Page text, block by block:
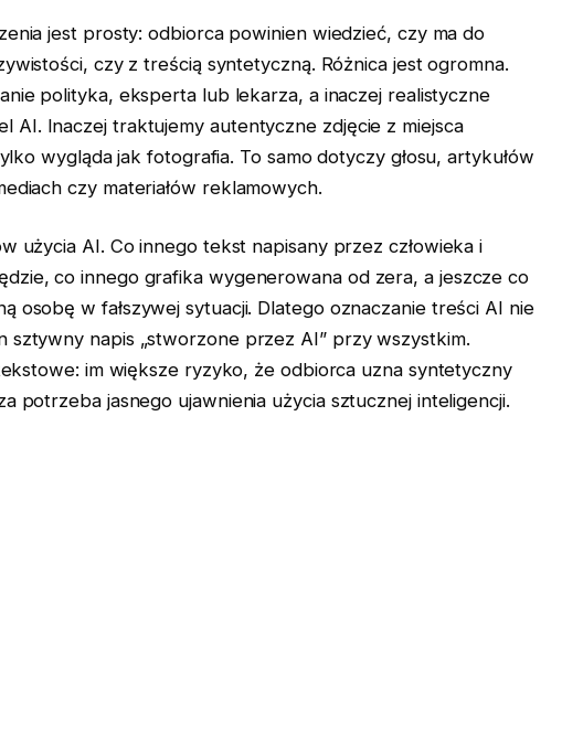
jest prosty: odbiorca powinien wiedzieć, czy ma do
czy z treścią syntetyczną. Różnica jest ogromna.
polityka, eksperta lub lekarza, a inaczej realistyczne
AI. Inaczej traktujemy autentyczne zdjęcie z miejsca
wygląda jak fotografia. To samo dotyczy głosu, artykułów
czy materiałów reklamowych.
użycia AI. Co innego tekst napisany przez człowieka i
co innego grafika wygenerowana od zera, a jeszcze co
osobę w fałszywej sytuacji. Dlatego oznaczanie treści AI nie
sztywny napis „stworzone przez AI” przy wszystkim.
im większe ryzyko, że odbiorca uzna syntetyczny
potrzeba jasnego ujawnienia użycia sztucznej inteligencji.